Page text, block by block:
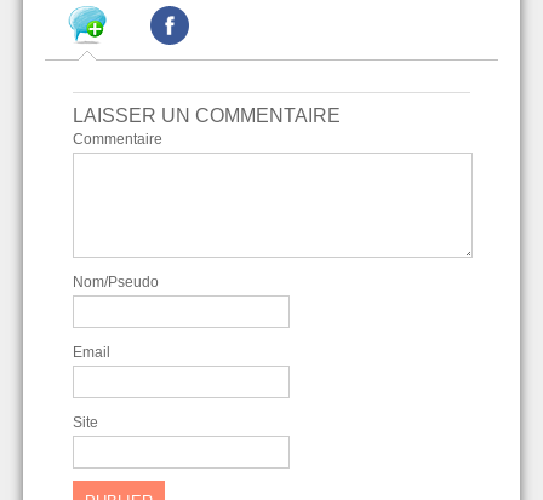
LAISSER UN COMMENTAIRE
Commentaire
Nom/Pseudo
Email
Site